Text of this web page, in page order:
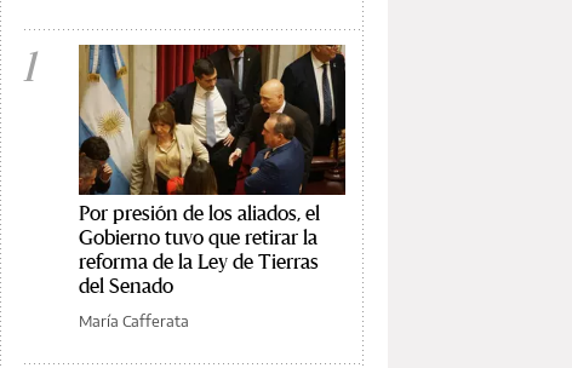
1
Por presión de los aliados, el
Gobierno tuvo que retirar la
reforma de la Ley de Tierras
del Senado
María Cafferata